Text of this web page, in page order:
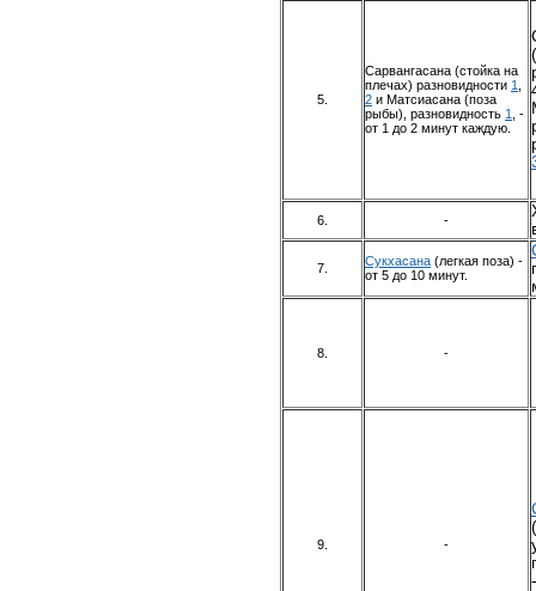
5.
Сарвангасана (стойка на
плечах) разновидности 1
2 и Матсиасана (поза
рыбы), разновидность 1
, -
от 1 до 2 минут каждую.
6. -
7. Сукхасана (легкая поза) -
от 5 до 10 минут.
8. -
9. -